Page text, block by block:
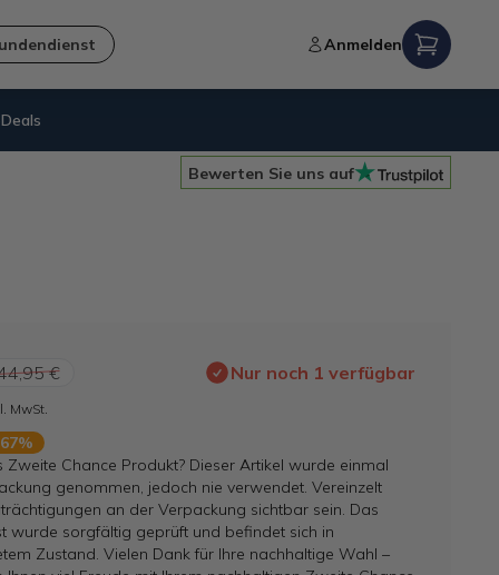
Anmelden
Nachhaltigkeit= B-Ware
Bewerten Sie uns auf
€ Nur noch 1 verfügbar
MwSt.
Zweite Chance Produkt? Dieser Artikel wurde einmal
genommen, jedoch nie verwendet. Vereinzelt
an der Verpackung sichtbar sein. Das
wurde sorgfältig geprüft und befindet sich in
Zustand. Vielen Dank für Ihre nachhaltige Wahl –